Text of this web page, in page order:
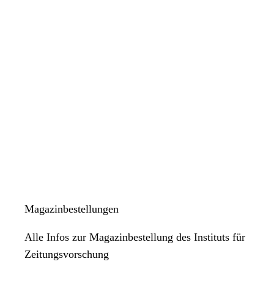
Magazinbestellungen
Alle Infos zur Magazinbestellung des Instituts für
Zeitungsvorschung